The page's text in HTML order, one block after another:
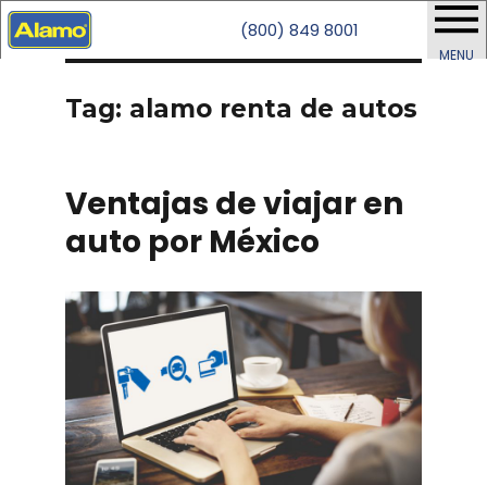
(800) 849 8001
MENU
Tag: alamo renta de autos
Ventajas de viajar en
auto por México